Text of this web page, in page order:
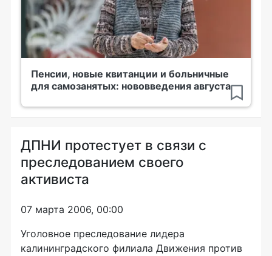
Пенсии, новые квитанции и больничные
для самозанятых: нововведения августа
ДПНИ протестует в связи с
преследованием своего
активиста
07 марта 2006, 00:00
Уголовное преследование лидера
калининградского филиала Движения против